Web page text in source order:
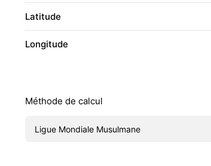
Latitude
Longitude
Méthode de calcul